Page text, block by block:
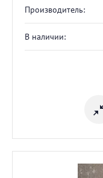
Производитель:
В наличии: